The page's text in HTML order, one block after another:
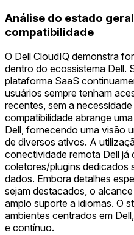
Análise do estado
compatibilidade
O Dell CloudIQ demonstra
dentro do ecossistema Dell.
plataforma SaaS
usuários sempre tenham
recentes, sem a
compatibilidade abrange
Dell, fornecendo uma visão
de diversos ativos. A
conectividade remota Dell já
coletores/plugins dedicados
dados. Embora detalhes
sejam destacados, o
amplo suporte a idiomas. O
ambientes centrados em
e contínuo.